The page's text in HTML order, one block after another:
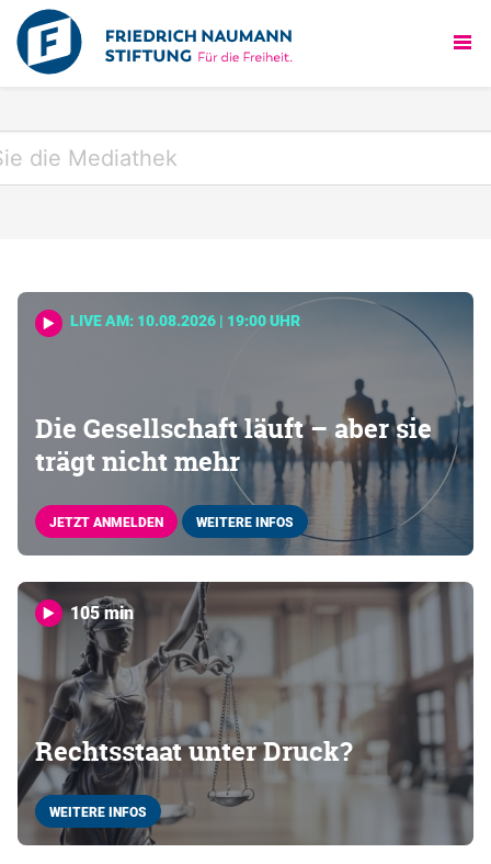
LIVE AM: 10.08.2026 | 19:00 UHR
Die Gesellschaft läuft – aber sie
trägt nicht mehr
JETZT ANMELDEN WEITERE INFOS
105 min
Rechtsstaat unter Druck?
WEITERE INFOS